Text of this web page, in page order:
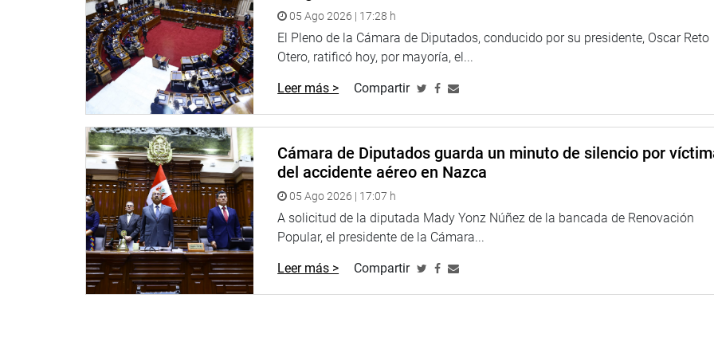
La Comisión de Educación tiene previsto, en la segunda legislatura del periodo anual de sesiones 2023-2024,
seguir impulsando la aprobación de iniciativas referidas a mejorar el sector en infraestructura educativa, calidad
de la enseñanza, así como el fomento de actividades deportivas y culturales.
“Desde la comisión se tiene proyectado continuar con el enfoque en la mejora de la calidad educativa y en la
renovación y modernización de la infraestructura educativa, especialmente en zonas rurales y marginadas”,
destacaron desde el citado grupo legislativo.
Finalmente, resaltaron que también desarrollarán más iniciativas para fortalecer el sector deportivo, incluyendo
la promoción del deporte en las escuelas, el apoyo a atletas y la mejora de las instalaciones deportivas.
OFICINA DE COMUNICACIONES E IMAGEN INSTITUCIONAL
05 Ago 2026 | 17:28 h
El Pleno de la Cámara de Diputados, conducido por su presidente, Oscar Reto
Otero, ratificó hoy, por mayoría, el...
Leer más > Compartir
Cámara de Diputados guarda un minuto de silencio por
del accidente aéreo en Nazca
05 Ago 2026 | 17:07 h
A solicitud de la diputada Mady Yonz Núñez de la bancada de Renovación
Popular, el presidente de la Cámara...
Leer más > Compartir